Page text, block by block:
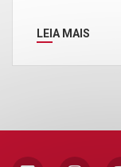
LEIA MAIS